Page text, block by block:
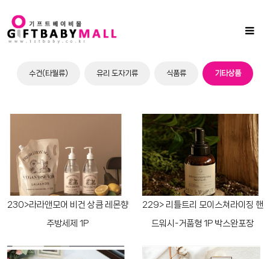
Toggle
Promotion
수건(타월류) 유리 도자기류 식품류 기타상품
230>라라앤모어 비건 상큼 레몬향
주방세제 1P
229> 리틀트리 모이스쳐라이징 핸
드워시-거품형 1P 박스완포장